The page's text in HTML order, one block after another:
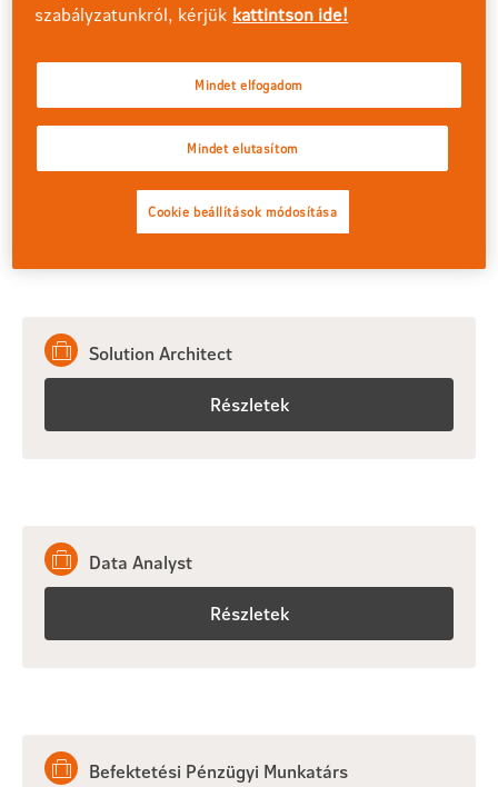
Frontend Developer
Részletek
Solution Architect
Részletek
Data Analyst
Részletek
Befektetési Pénzügyi Munkatárs
szabályzatunkról, kérjük kattintson ide!
Mindet elutasítom
Mindet elfogadom
Cookie beállítások módosítása